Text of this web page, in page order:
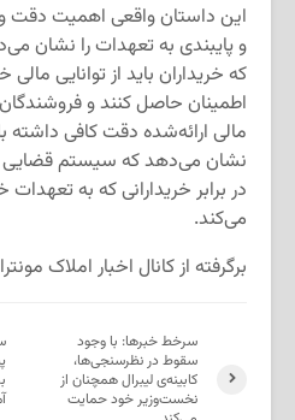
این داستان واقعی اهمیت دقت
و پایبندی به تعهدات را نشان
که خریداران باید از توانایی
اطمینان حاصل کنند و
مالی ارائه‌شده دقت کافی داشته
نشان می‌دهد که سیستم قضایی
در برابر خریدارانی که به
می‌کند.
برگرفته از کانال اخبار املاک
سرخط خبرها: با وجود
سقوط در نظرسنجی‌ها،
کابینه‌ی لیبرال همچنان از
نخست‌وزیر خود حمایت